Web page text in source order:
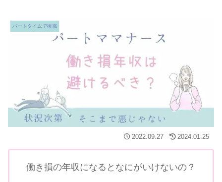
パートタイムで復職
2022.09.27 2024.01.25
働き損の年収になるとなにがいけないの？